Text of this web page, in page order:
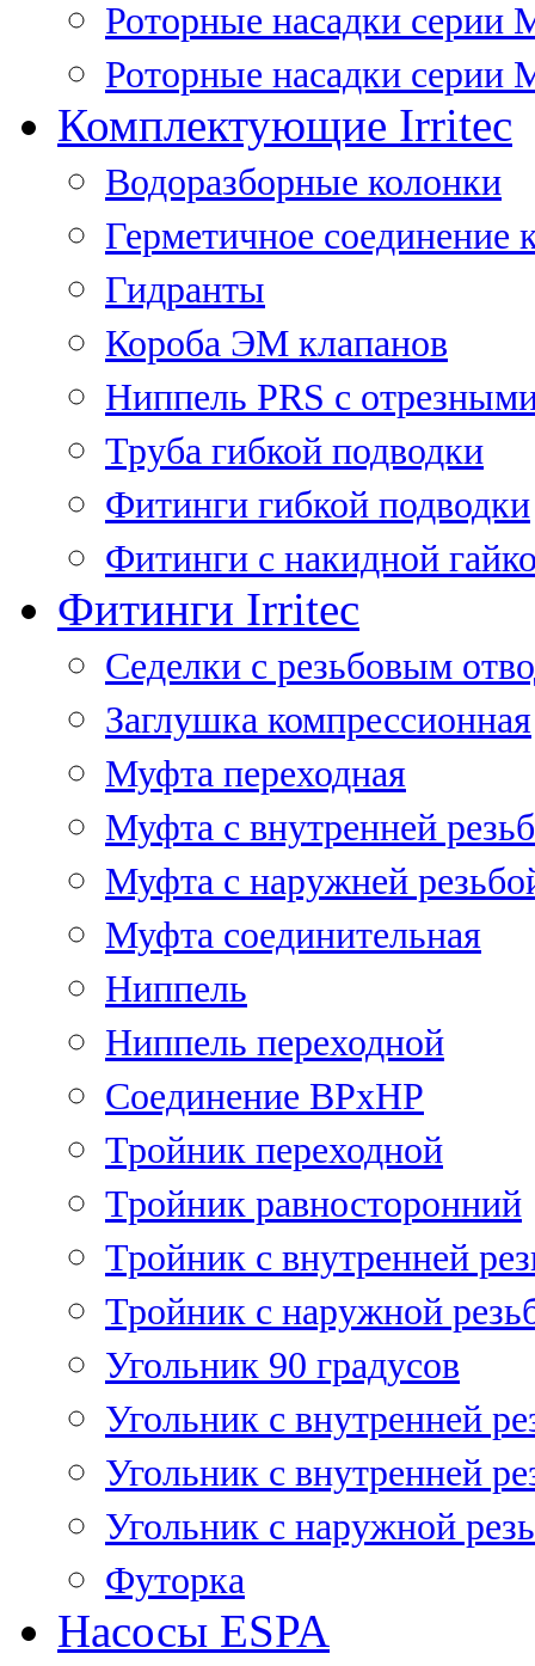
Роторные насадки серии
Роторные насадки серии
Комплектующие Irritec
Водоразборные колонки
Герметичное соединение
Гидранты
Короба ЭМ клапанов
Ниппель PRS с
Труба гибкой подводки
Фитинги гибкой подводки
Фитинги с накидной
Фитинги Irritec
Седелки с резьбовым
Заглушка компрессионная
Муфта переходная
Муфта с внутренней
Муфта с наружней
Муфта соединительная
Ниппель
Ниппель переходной
Соединение ВРхНР
Тройник переходной
Тройник равносторонний
Тройник с внутренней
Тройник с наружной
Угольник 90 градусов
Угольник c внутренней
Угольник с внутренней
Угольник с наружной
Футорка
Насосы ESPA